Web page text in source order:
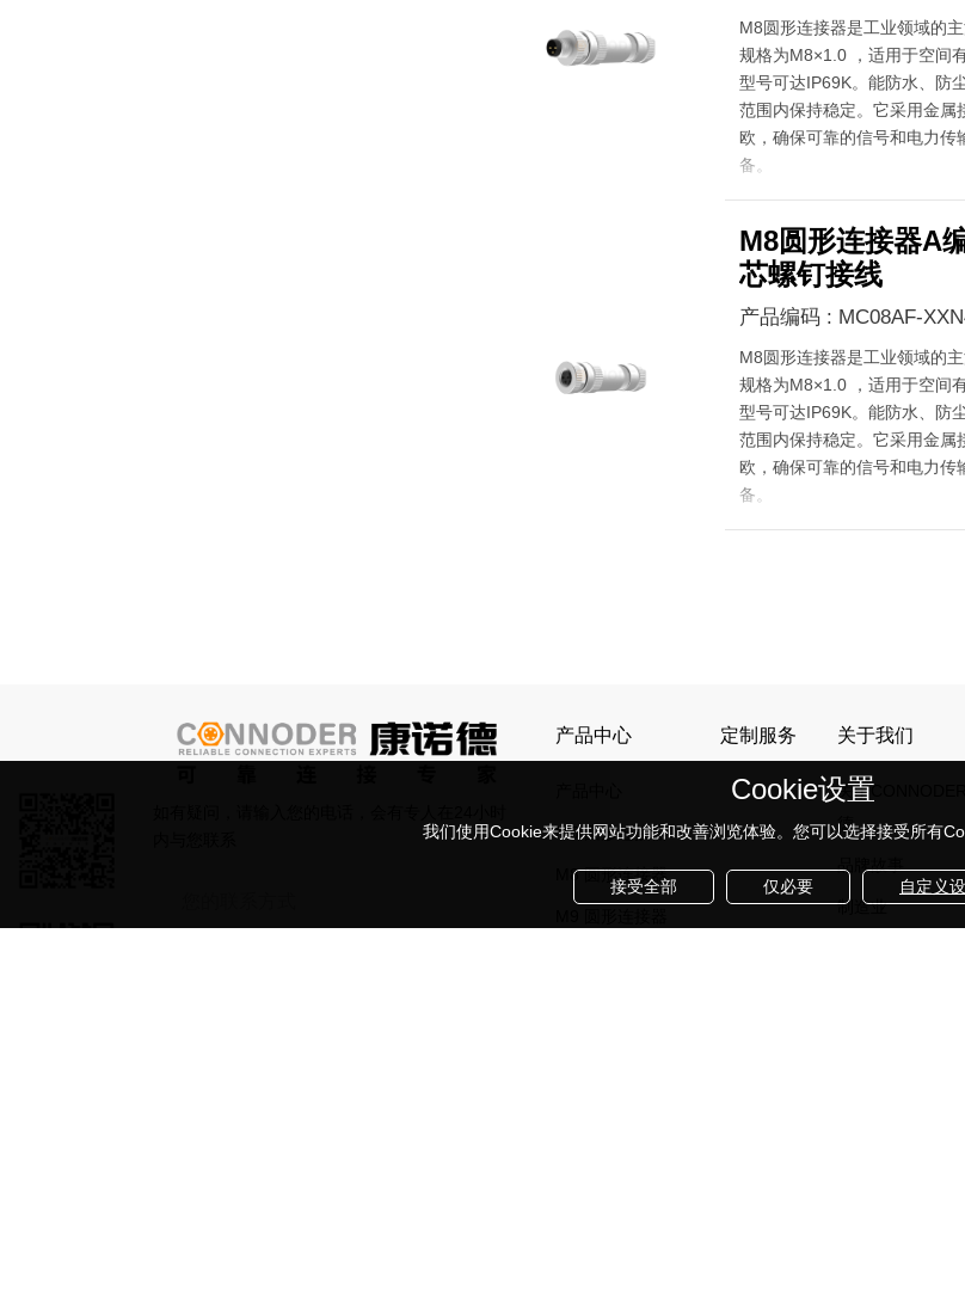
Cookie设置
我们使用Cookie来提供网站功能和改善浏览体验。您可以选择接受所有
接受全部 仅必要 自定义
M8圆形连接器是工业领域的
规格为M8×1.0 ，适用于空间
型号可达IP69K。能防水、防
范围内保持稳定。它采用金属
欧，确保可靠的信号和电力
备。
M8圆形连接器A
芯螺钉接线
产品编码 : MC08AF-
M8圆形连接器是工业领域的
规格为M8×1.0 ，适用于空间
型号可达IP69K。能防水、防
范围内保持稳定。它采用金属
欧，确保可靠的信号和电力
备。
产品中心
M5 圆形连接器
M8 圆形连接器
定制服务 关于我们
关于CONNODER
德
制造业